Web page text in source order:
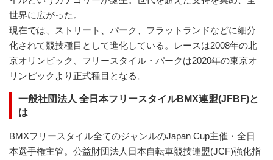
世界に広がった。
現在では、ストリート、パーク、フラットランドなどに細分
化されて競技種目として進化している。レースは2008年の北
京オリンピック、フリースタイル・パークは2020年の東京オ
リンピックより正式種目となる。
一般社団法人 全日本フリースタイルBMX連盟(JFBF)と
は
BMXフリースタイル全てのジャンルのJapan Cup主催・全日
本選手権主管。公益財団法人日本自転車競技連盟(JCF)強化指